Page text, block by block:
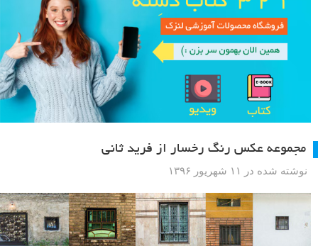
مجموعه عکس رنگ رخسار از فرید ثانی
نوشته شده در ۱۱ شهریور ۱۳۹۶